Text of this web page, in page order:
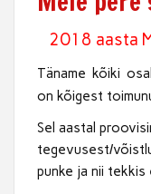
2018 aasta
Täname kõiki
on kõigest
Sel aastal
tegevusest/
punke ja nii tekkis